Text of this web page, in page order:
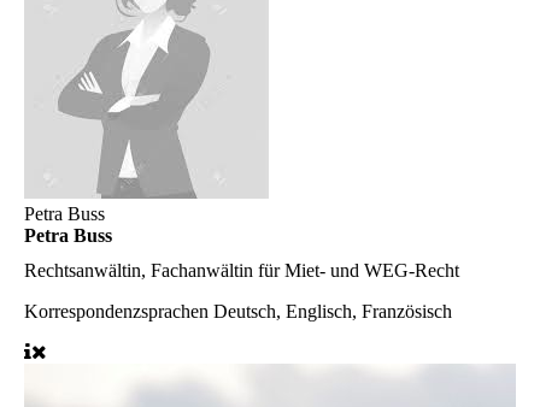
Petra Buss
Petra Buss
Rechtsanwältin, Fachanwältin für Miet- und WEG-Recht
Korrespondenzsprachen Deutsch, Englisch, Französisch